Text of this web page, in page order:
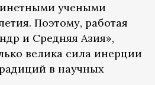
учеными
Поэтому, работая
и Средняя Азия»,
велика сила инерции
в научных